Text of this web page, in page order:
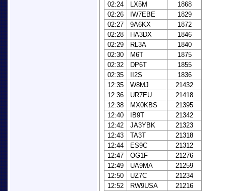
02:24
LX5M
1868
02:26
IW7EBE
1829
02:27
9A6KX
1872
02:28
HA3DX
1846
02:29
RL3A
1840
02:30
M6T
1875
02:32
DP6T
1855
02:35
II2S
1836
12:35
W8MJ
21432
12:36
UR7EU
21418
12:38
MX0KBS
21395
12:40
IB9T
21342
12:42
JA3YBK
21323
12:43
TA3T
21318
12:44
ES9C
21312
12:47
OG1F
21276
12:49
UA9MA
21259
12:50
UZ7C
21234
12:52
RW9USA
21216